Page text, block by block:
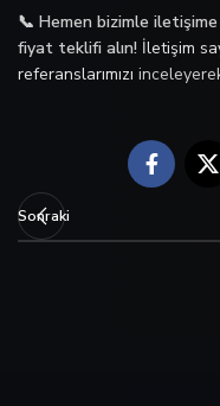
📞 Hemen bizimle
fiyat teklifi alın! İletişim
referanslarımızı
Sonraki